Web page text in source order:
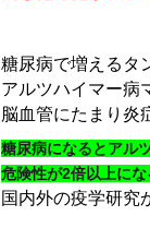
糖尿病で増えるタ
アルツハイマー病
脳血管にたまり炎
糖尿病になるとアル
危険性が2倍以上にな
国内外の疫学研究